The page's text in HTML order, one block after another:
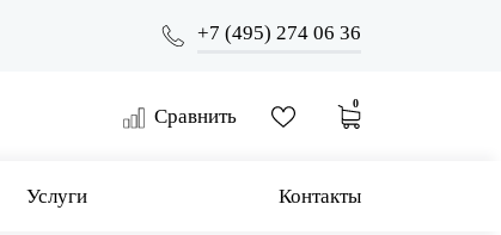
+7 (495) 274 06 36
Сравнить
0
Услуги Контакты